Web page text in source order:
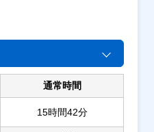
通常時間
15時間42分